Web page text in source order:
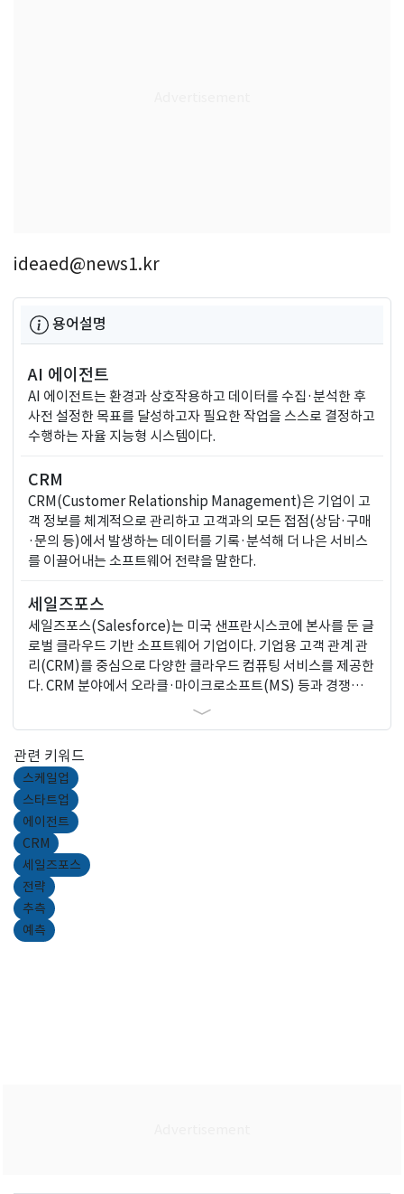
ideaed@news1.kr
용어설명
AI 에이전트
AI 에이전트는 환경과 상호작용하고 데이터를 수집·분석한 후
사전 설정한 목표를 달성하고자 필요한 작업을 스스로 결정하고
수행하는 자율 지능형 시스템이다.
CRM
CRM(Customer Relationship Management)은 기업이 고
객 정보를 체계적으로 관리하고 고객과의 모든 접점(상담·구매
·문의 등)에서 발생하는 데이터를 기록·분석해 더 나은 서비스
를 이끌어내는 소프트웨어 전략을 말한다.
세일즈포스
세일즈포스(Salesforce)는 미국 샌프란시스코에 본사를 둔 글
로벌 클라우드 기반 소프트웨어 기업이다. 기업용 고객 관계 관
리(CRM)를 중심으로 다양한 클라우드 컴퓨팅 서비스를 제공한
다. CRM 분야에서 오라클·마이크로소프트(MS) 등과 경쟁하며
시장 시장 점유율 1위를 유지하고 있다.
관련 키워드
스케일업
스타트업
에이전트
CRM
세일즈포스
전략
추측
예측